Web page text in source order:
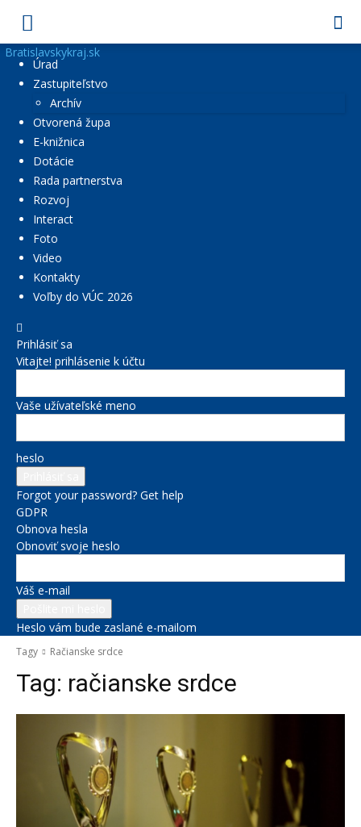
Bratislavskykraj.sk
Úrad
Zastupiteľstvo
Archív
Otvorená župa
E-knižnica
Dotácie
Rada partnerstva
Rozvoj
Interact
Foto
Video
Kontakty
Voľby do VÚC 2026
Prihlásiť sa
Vitajte! prihlásenie k účtu
Vaše užívateľské meno
heslo
Forgot your password? Get help
GDPR
Obnova hesla
Obnoviť svoje heslo
Váš e-mail
Heslo vám bude zaslané e-mailom
Tagy Račianske srdce
Tag: račianske srdce